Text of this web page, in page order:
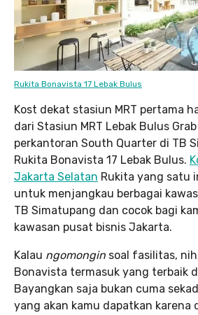
Rukita Bonavista 17 Lebak Bulus
Kost dekat stasiun MRT pertama
dari Stasiun MRT Lebak Bulus
perkantoran South Quarter di TB
Rukita Bonavista 17 Lebak Bulus.
Jakarta Selatan Rukita yang satu
untuk menjangkau berbagai
TB Simatupang dan cocok bagi
kawasan pusat bisnis Jakarta.
Kalau ngomongin soal fasilitas,
Bonavista termasuk yang terbaik
Bayangkan saja bukan cuma
yang akan kamu dapatkan karena